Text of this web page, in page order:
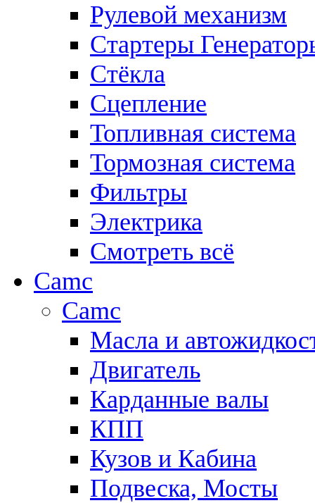
Рулевой механизм
Стартеры
Стёкла
Сцепление
Топливная система
Тормозная система
Фильтры
Электрика
Смотреть всё
Camc
Camc
Масла и
Двигатель
Карданные валы
КПП
Кузов и Кабина
Подвеска, Мосты